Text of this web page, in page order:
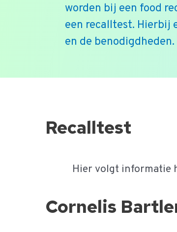
worden bij een food
een recalltest. Hierbij
en de benodigdheden.
Recalltest
Hier volgt informatie
Cornelis